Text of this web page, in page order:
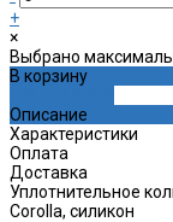
+
×
Выбрано
В корзину
Описание
Характеристики
Оплата
Доставка
Уплотнительное
Corolla, силикон